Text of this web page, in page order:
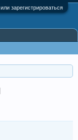
зарегистрироваться